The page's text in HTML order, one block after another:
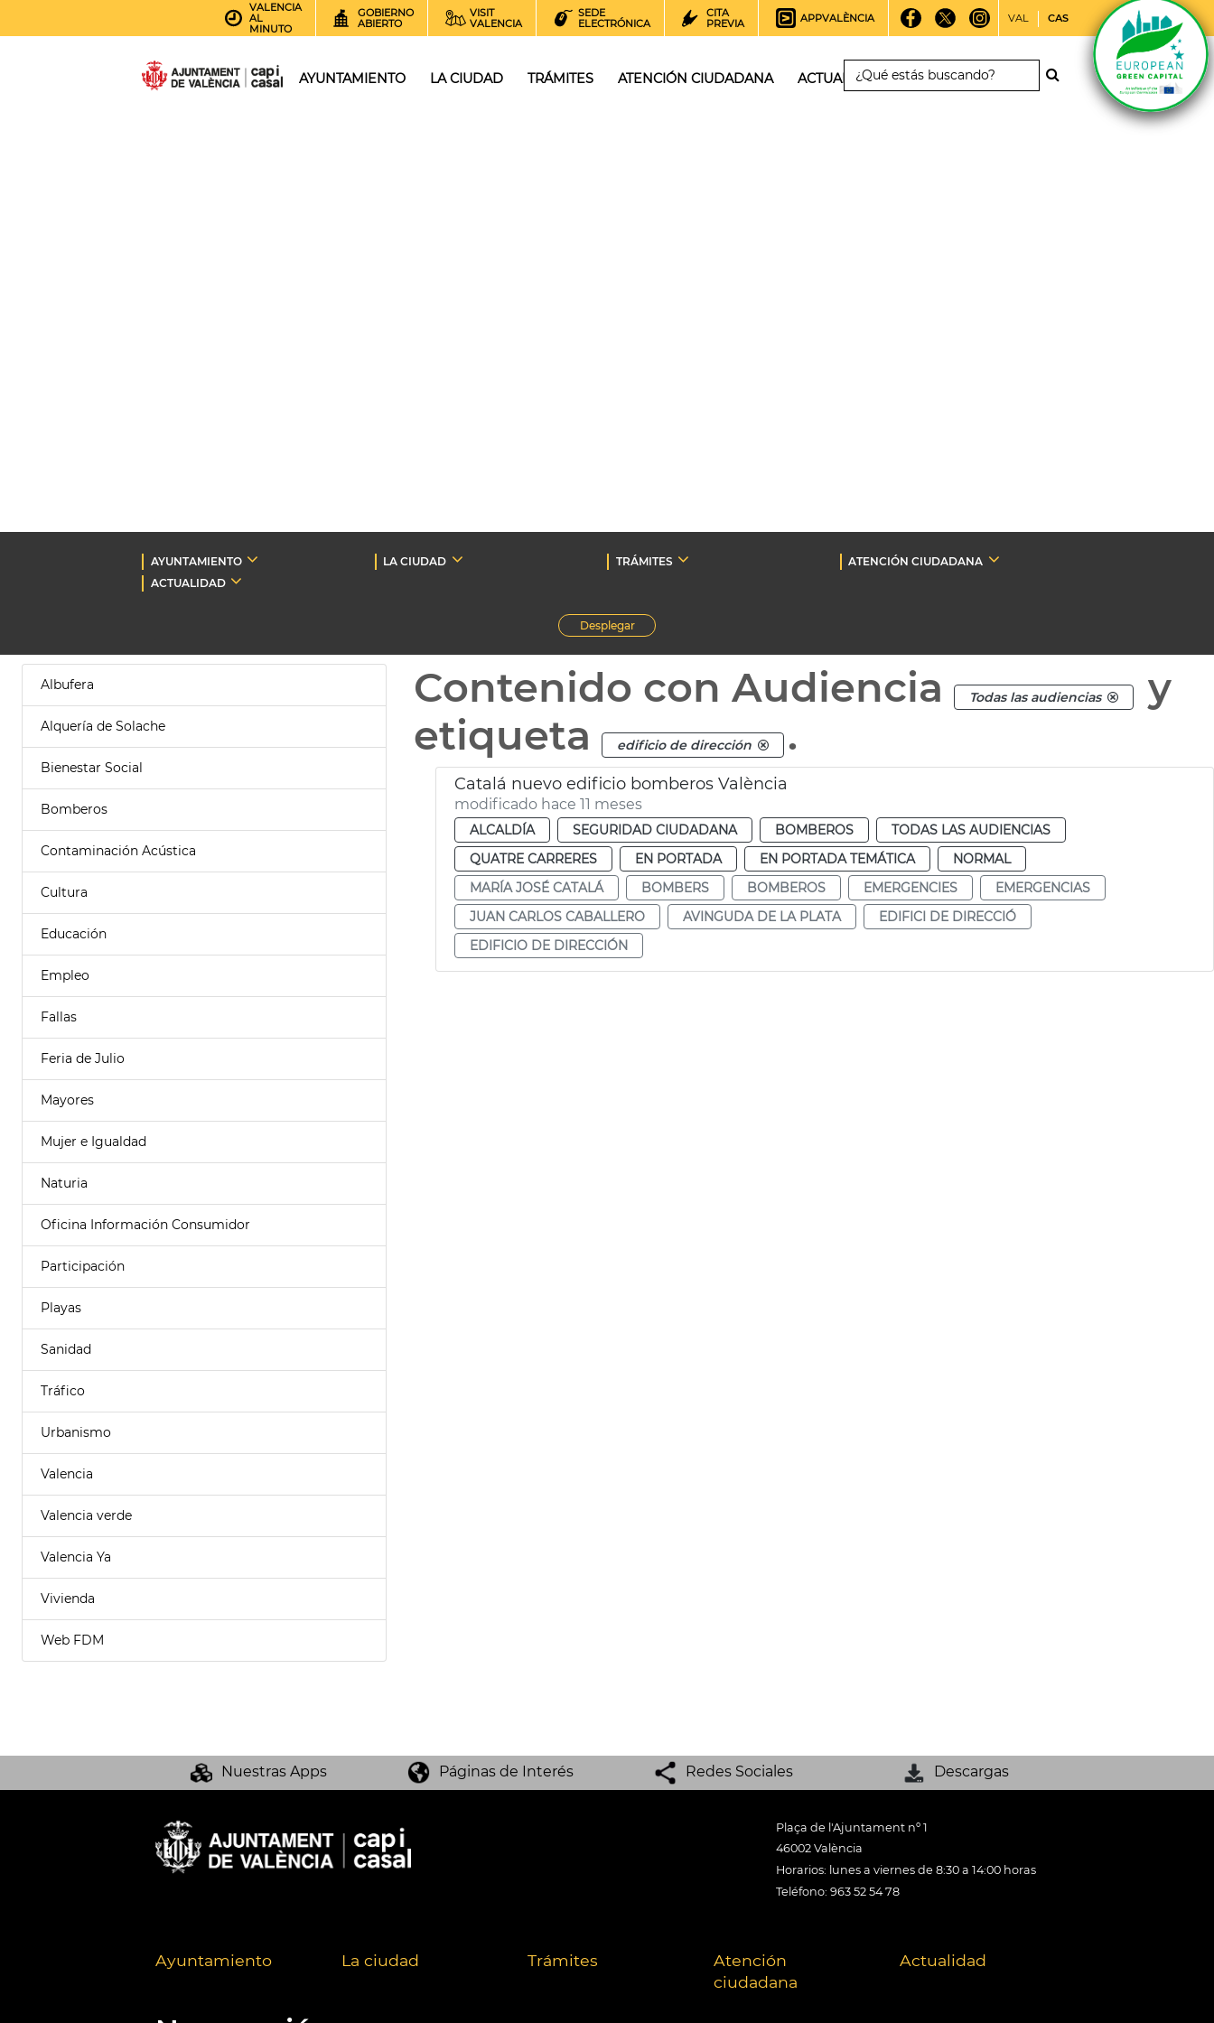
VALENCIA
AL
MINUTO
GOBIERNO
ABIERTO
VISIT
VALENCIA
SEDE
ELECTRÓNICA
CITA
PREVIA
APPVALÈNCIA VAL CAS
AYUNTAMIENTO LA CIUDAD TRÁMITES ATENCIÓN CIUDADANA ACTUALIDAD
AYUNTAMIENTO LA CIUDAD TRÁMITES
ATENCIÓN CIUDADANA
ACTUALIDAD
Desplegar
Albufera
Alquería de Solache
Bienestar Social
Bomberos
Contaminación Acústica
Cultura
Educación
Empleo
Fallas
Feria de Julio
Mayores
Mujer e Igualdad
Naturia
Oficina Información Consumidor
Participación
Playas
Sanidad
Tráfico
Urbanismo
Valencia
Valencia verde
Valencia Ya
Vivienda
Web FDM
Contenido con Audiencia Todas las audiencias
y
etiqueta
edificio de dirección .
Catalá nuevo edificio bomberos València
modificado hace 11 meses
ALCALDÍA SEGURIDAD CIUDADANA BOMBEROS
TODAS LAS AUDIENCIAS
QUATRE CARRERES
EN PORTADA EN PORTADA TEMÁTICA
NORMAL
MARÍA JOSÉ CATALÁ
BOMBERS BOMBEROS EMERGENCIES
EMERGENCIAS
JUAN CARLOS CABALLERO
AVINGUDA DE LA PLATA
EDIFICI DE DIRECCIÓ
EDIFICIO DE DIRECCIÓN
Nuestras Apps Páginas de Interés Redes Sociales Descargas
Plaça de l'Ajuntament nº 1
46002 València
Horarios: lunes a viernes de 8:30 a 14:00 horas
Teléfono: 963 52 54 78
Ayuntamiento La ciudad Trámites
Atención
ciudadana
Actualidad